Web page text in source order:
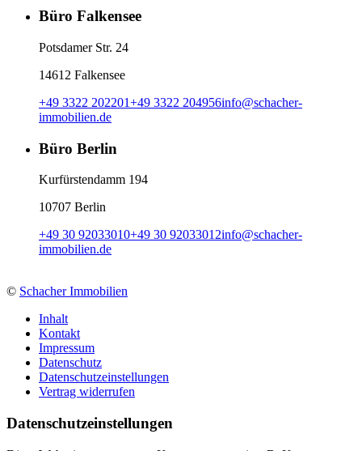
Büro Falkensee
Potsdamer Str. 24
14612 Falkensee
+49 3322 202201+49 3322 204956info@schacher-
immobilien.de
Büro Berlin
Kurfürstendamm 194
10707 Berlin
+49 30 92033010+49 30 92033012info@schacher-
immobilien.de
© Schacher Immobilien
Inhalt
Kontakt
Impressum
Datenschutz
Datenschutzeinstellungen
Vertrag widerrufen
Daten­schutz­ein­stellungen